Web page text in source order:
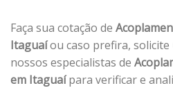
Faça sua cotação de
Itaguaíou caso prefira, solicite
nossos especialistas de
em Itaguaípara verificar e